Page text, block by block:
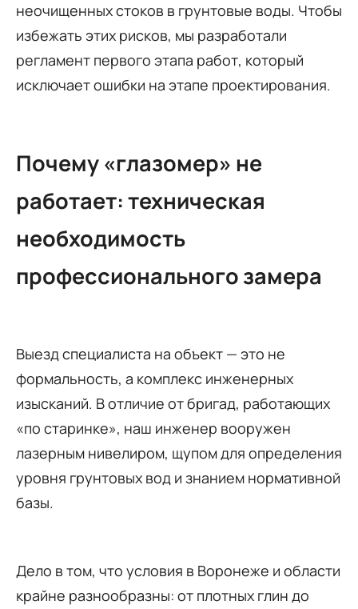
неочищенных стоков в грунтовые воды. Чтобы
избежать этих рисков, мы разработали
регламент первого этапа работ, который
исключает ошибки на этапе проектирования.
Почему «глазомер» не
работает: техническая
необходимость
профессионального замера
Выезд специалиста на объект — это не
формальность, а комплекс инженерных
изысканий. В отличие от бригад, работающих
«по старинке», наш инженер вооружен
лазерным нивелиром, щупом для определения
уровня грунтовых вод и знанием нормативной
базы.
Дело в том, что условия в Воронеже и области
крайне разнообразны: от плотных глин до